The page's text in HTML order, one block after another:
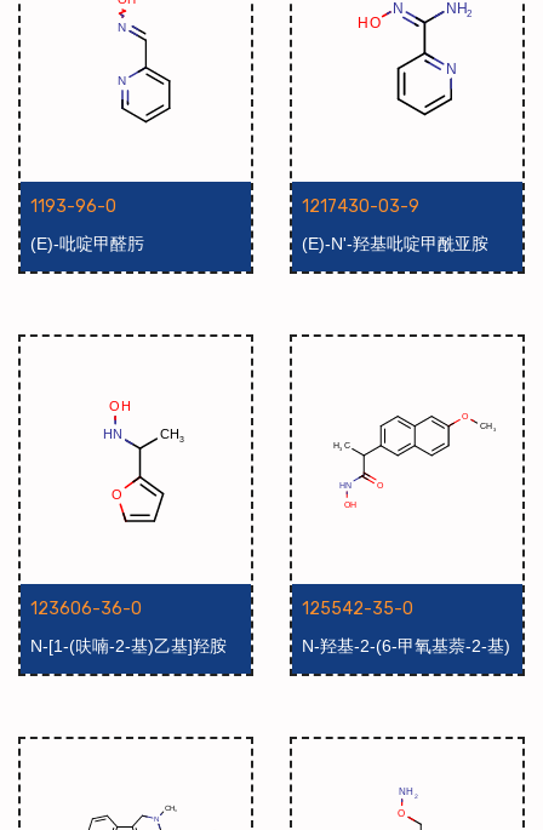
1193-96-0
(E)-吡啶甲醛肟
1217430-03-9
(E)-N'-羟基吡啶甲酰亚胺
123606-36-0
N-[1-(呋喃-2-基)乙基]羟胺
125542-35-0
N-羟基-2-(6-甲氧基萘-2-基)
丙酰胺